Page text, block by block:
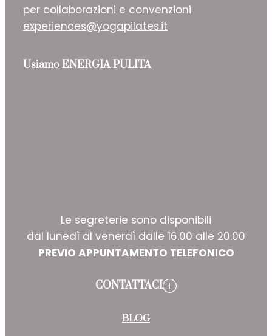
per collaborazioni e convenzioni
experiences@yogapilates.it
UsiamoENERGIA PULITA
Le segreterie sono disponibili
dal lunedì al venerdì dalle 16.00 alle 20.00
PREVIO APPUNTAMENTO TELEFONICO
CONTATTACI
BLOG